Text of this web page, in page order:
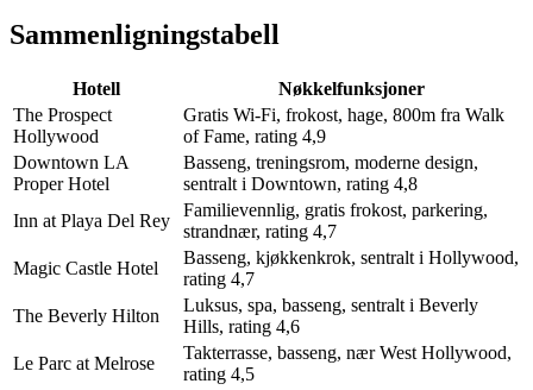
Sammenligningstabell
Hotell
Nøkkelfunksjoner
The Prospect
Hollywood
Gratis Wi-Fi, frokost, hage, 800m fra Walk
of Fame, rating 4,9
Downtown LA
Proper Hotel
Basseng, treningsrom, moderne design,
sentralt i Downtown, rating 4,8
Inn at Playa Del Rey
Familievennlig, gratis frokost, parkering,
strandnær, rating 4,7
Magic Castle Hotel
Basseng, kjøkkenkrok, sentralt i Hollywood,
rating 4,7
The Beverly Hilton
Luksus, spa, basseng, sentralt i Beverly
Hills, rating 4,6
Le Parc at Melrose
Takterrasse, basseng, nær West Hollywood,
rating 4,5